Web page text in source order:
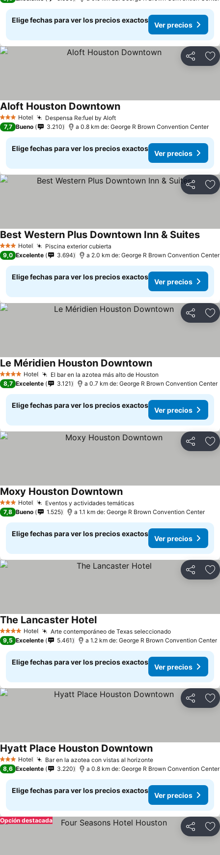
Elige fechas para ver los precios exactos
Ver precios
Compartir
3 Estrellas
Hotel Despensa Re:fuel by Aloft
Aloft Houston Downtown
7,7 Bueno 3.210 a 0.8 km de: George R Brown Convention Center
Elige fechas para ver los precios exactos
Ver precios
Compartir
3 Estrellas
Hotel Piscina exterior cubierta
Best Western Plus Downtown Inn & Suites
9,0 Excelente 3.694 a 2.0 km de: George R Brown Convention Center
Elige fechas para ver los precios exactos
Ver precios
Compartir
4 EstrellasHotel El bar en la azotea más alto de Houston
Le Méridien Houston Downtown
8,7 Excelente 3.121 a 0.7 km de: George R Brown Convention Center
Elige fechas para ver los precios exactos
Ver precios
Compartir
3 Estrellas
Hotel Eventos y actividades temáticas
Moxy Houston Downtown
7,8 Bueno 1.525 a 1.1 km de: George R Brown Convention Center
Elige fechas para ver los precios exactos
Ver precios
Compartir
4 EstrellasHotel Arte contemporáneo de Texas seleccionado
The Lancaster Hotel
9,5 Excelente 5.461 a 1.2 km de: George R Brown Convention Center
Elige fechas para ver los precios exactos
Ver precios
Compartir
3 Estrellas
Hotel Bar en la azotea con vistas al horizonte
Hyatt Place Houston Downtown
8,6 Excelente 3.220 a 0.8 km de: George R Brown Convention Center
Elige fechas para ver los precios exactos
Ver precios
Compartir
Opción destacada